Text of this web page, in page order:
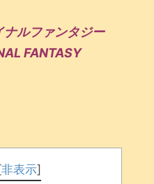
ナルファンタジー
FANTASY
非表示]